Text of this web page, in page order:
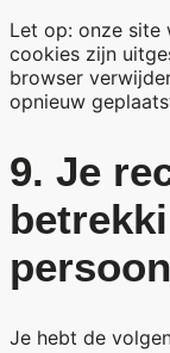
Let op: onze site
cookies zijn
browser
opnieuw
9. Je
Je hebt de